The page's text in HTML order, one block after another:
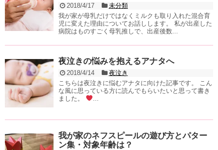
2018/4/17
未分類
我が家が母乳だけではなくミルクも取り入れた混合育
児に変えた理由についてお話しします。 私が出産した
病院はものすごく母乳推しで、出産後数...
夜泣きの悩みを抱えるアナタへ
2018/4/14
夜泣き
こちらは夜泣きに悩むアナタに向けた記事です。 こん
な風に思っている方に読んでもらいたいと思って書き
ました。
...
我が家のネフスピールの遊び方とパター
ン集・対象年齢は？